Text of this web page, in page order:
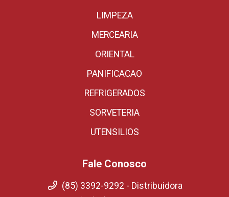
LIMPEZA
MERCEARIA
ORIENTAL
PANIFICACAO
REFRIGERADOS
SORVETERIA
UTENSILIOS
Fale Conosco
(85) 3392-9292 - Distribuidora